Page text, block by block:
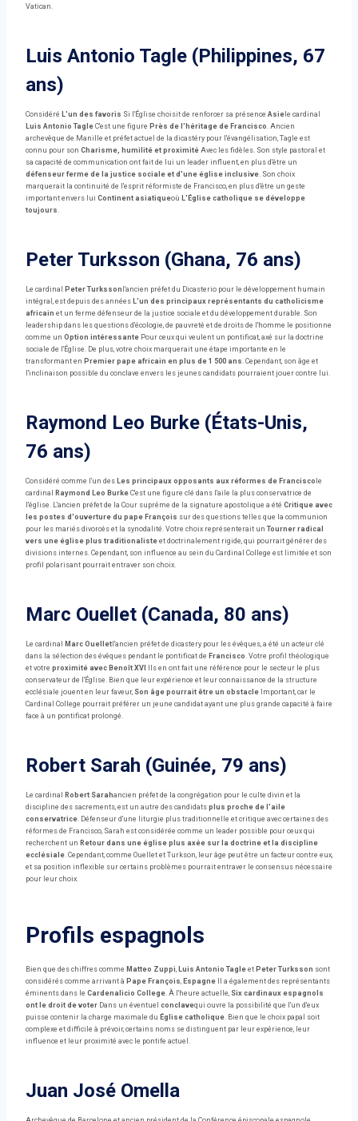
Vatican.
Luis Antonio Tagle (Philippines, 67
ans)
Considéré L'un des favoris Si l'Église choisit de renforcer sa présence Asie le cardinal
Luis Antonio Tagle C'est une figure Près de l'héritage de Francisco. Ancien
archevêque de Manille et préfet actuel de la dicastéry pour l'évangélisation, Tagle est
connu pour son Charisme, humilité et proximité Avec les fidèles. Son style pastoral et
sa capacité de communication ont fait de lui un leader influent, en plus d'être un
défenseur ferme de la justice sociale et d'une église inclusive. Son choix
marquerait la continuité de l'esprit réformiste de Francisco, en plus d'être un geste
important envers lui Continent asiatiqueoù L'Église catholique se développe
toujours.
Peter Turksson (Ghana, 76 ans)
Le cardinal Peter Turksson l'ancien préfet du Dicasterio pour le développement humain
intégral, est depuis des années L'un des principaux représentants du catholicisme
africain et un ferme défenseur de la justice sociale et du développement durable. Son
leadership dans les questions d'écologie, de pauvreté et de droits de l'homme le positionne
comme un Option intéressante Pour ceux qui veulent un pontificat, axé sur la doctrine
sociale de l'Église. De plus, votre choix marquerait une étape importante en le
transformant en Premier pape africain en plus de 1 500 ans. Cependant, son âge et
l'inclinaison possible du conclave envers les jeunes candidats pourraient jouer contre lui.
Raymond Leo Burke (États-Unis,
76 ans)
Considéré comme l'un des Les principaux opposants aux réformes de Francisco le
cardinal
Raymond Leo Burke C'est une figure clé dans l'aile la plus conservatrice de
l'église. L'ancien préfet de la Cour suprême de la signature apostolique a été Critique avec
les postes d'ouverture du pape François sur des questions telles que la communion
pour les mariés divorcés et la synodalité. Votre choix représenterait unTourner radical
vers une église plus traditionaliste et doctrinalement rigide, qui pourrait générer des
divisions internes. Cependant, son influence au sein du Cardinal College est limitée et son
profil polarisant pourrait entraver son choix.
Marc Ouellet (Canada, 80 ans)
Le cardinal Marc Ouellet l'ancien préfet de dicastery pour les évêques, a été un acteur clé
dans la sélection des évêques pendant le pontificat de Francisco. Votre profil théologique
et votre proximité avec Benoît XVI
Ils en ont fait une référence pour le secteur le plus
conservateur de l'Église. Bien que leur expérience et leur connaissance de la structure
ecclésiale jouent en leur faveur, Son âge pourrait être un obstacle Important, car le
Cardinal College pourrait préférer un jeune candidat ayant une plus grande capacité à faire
face à un pontificat prolongé.
Robert Sarah (Guinée, 79 ans)
Le cardinal Robert Sarahancien préfet de la congrégation pour le culte divin et la
discipline des sacrements, est un autre des candidats plus proche de l'aile
conservatrice. Défenseur d'une liturgie plus traditionnelle et critique avec certaines des
réformes de Francisco, Sarah est considérée comme un leader possible pour ceux qui
recherchent un Retour dans une église plus axée sur la doctrine et la discipline
ecclésiale. Cependant, comme Ouellet et Turkson, leur âge peut être un facteur contre eux,
et sa position inflexible sur certains problèmes pourrait entraver le consensus nécessaire
pour leur choix.
Profils espagnols
Bien que des chiffres comme Matteo Zuppi, Luis Antonio Tagle et Peter Turksson sont
considérés comme arrivant à Pape François, Espagne Il a également des représentants
éminents dans le Cardenalicio College. À l'heure actuelle, Six cardinaux espagnols
ont le droit de voter Dans un éventuel conclavequi ouvre la possibilité que l'un d'eux
puisse contenir la charge maximale du Église catholique. Bien que le choix papal soit
complexe et difficile à prévoir, certains noms se distinguent par leur expérience, leur
influence et leur proximité avec le pontife actuel.
Juan José Omella